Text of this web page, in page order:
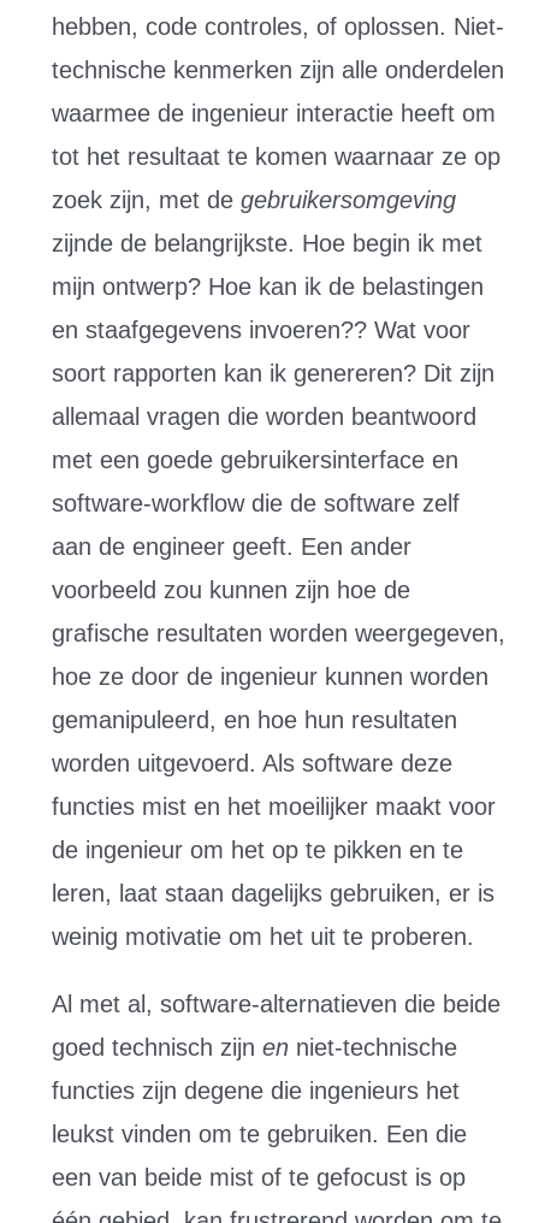
hebben, code controles, of oplossen. Niet-
technische kenmerken zijn alle onderdelen
waarmee de ingenieur interactie heeft om
tot het resultaat te komen waarnaar ze op
zoek zijn, met de gebruikersomgeving
zijnde de belangrijkste. Hoe begin ik met
mijn ontwerp? Hoe kan ik de belastingen
en staafgegevens invoeren?? Wat voor
soort rapporten kan ik genereren? Dit zijn
allemaal vragen die worden beantwoord
met een goede gebruikersinterface en
software-workflow die de software zelf
aan de engineer geeft. Een ander
voorbeeld zou kunnen zijn hoe de
grafische resultaten worden weergegeven,
hoe ze door de ingenieur kunnen worden
gemanipuleerd, en hoe hun resultaten
worden uitgevoerd. Als software deze
functies mist en het moeilijker maakt voor
de ingenieur om het op te pikken en te
leren, laat staan ​​dagelijks gebruiken, er is
weinig motivatie om het uit te proberen.
Al met al, software-alternatieven die beide
goed technisch zijn en niet-technische
functies zijn degene die ingenieurs het
leukst vinden om te gebruiken. Een die
een van beide mist of te gefocust is op